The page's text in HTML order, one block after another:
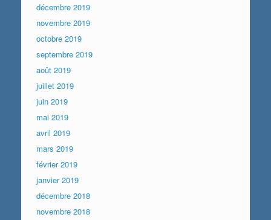
décembre 2019
novembre 2019
octobre 2019
septembre 2019
août 2019
juillet 2019
juin 2019
mai 2019
avril 2019
mars 2019
février 2019
janvier 2019
décembre 2018
novembre 2018